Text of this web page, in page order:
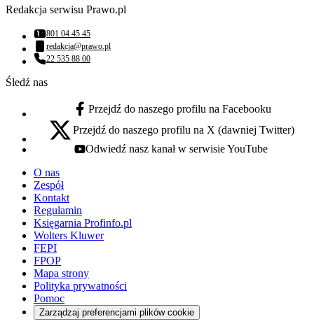
Redakcja serwisu Prawo.pl
Numer telefonu:
801 04 45 45
Adres email:
redakcja@prawo.pl
Numer telefonu:
22 535 88 00
Śledź nas
facebook - otwiera się w nowej karcie
Przejdź do naszego profilu na Facebooku
x - otwiera się w nowej karcie
Przejdź do naszego profilu na X (dawniej Twitter)
youtube - otwiera się w nowej karcie
Odwiedź nasz kanał w serwisie YouTube
O nas
Zespół
Kontakt
Regulamin
Księgarnia Profinfo.pl
Wolters Kluwer
FEPI
FPOP
Mapa strony
Polityka prywatności
Pomoc
Zarządzaj preferencjami plików cookie